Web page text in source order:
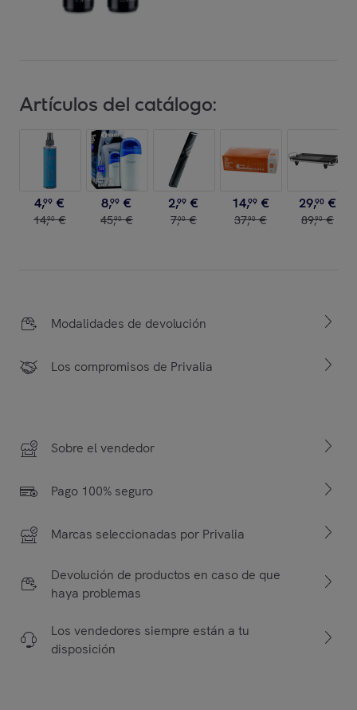
Artículos del catálogo:
4,99 €
14,90 €
8,99 €
45,90 €
2,99 €
7,00 €
14,99 €
37,90 €
29,90 €
89,90 €
Modalidades de devolución
Los compromisos de Privalia
Sobre el vendedor
Pago 100% seguro
Marcas seleccionadas por Privalia
Devolución de productos en caso de que
haya problemas
Los vendedores siempre están a tu
disposición